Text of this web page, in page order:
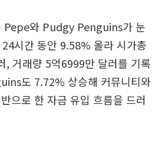
Pepe와 Pudgy Penguins가 눈
시간 동안 9.58% 올라 시가총
, 거래량 5억6999만 달러를 기록
도 7.72% 상승해 커뮤니티와
으로 한 자금 유입 흐름을 드러